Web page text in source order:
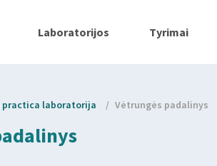
Laboratorijos Tyrimai
practica laboratorija / Vėtrungės padalinys